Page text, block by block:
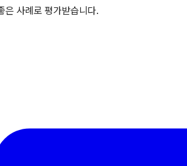
은 사례로 평가받습니다.